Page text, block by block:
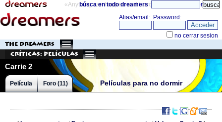
«Anything can happen and it probably will» directorio
búsca en todo dreamers
THE DREAMERS
Críticas: Películas
Carrie 2
Películas para no dormir
Película Foro (11)